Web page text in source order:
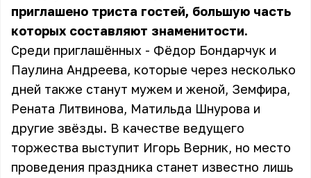
приглашено триста гостей, большую часть
которых составляют знаменитости.
Среди приглашённых - Фёдор Бондарчук и
Паулина Андреева, которые через несколько
дней также станут мужем и женой, Земфира,
Рената Литвинова, Матильда Шнурова и
другие звёзды. В качестве ведущего
торжества выступит Игорь Верник, но место
проведения праздника станет известно лишь